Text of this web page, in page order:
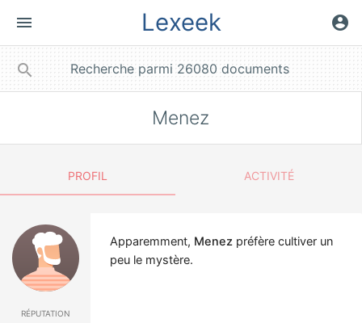
menu Lexeek account_circle
search
Menez
PROFIL ACTIVITÉ
réputation
Apparemment, Menez préfère cultiver un
peu le mystère.